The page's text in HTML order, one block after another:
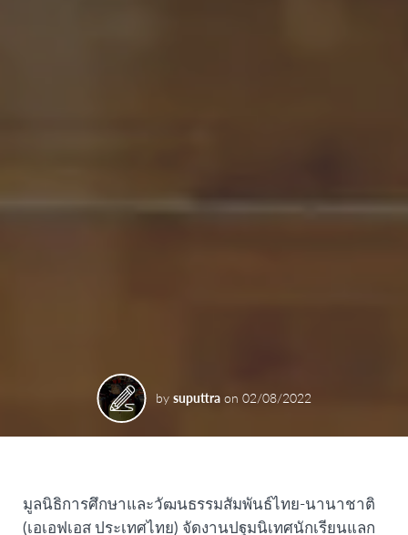
by suputtra on 02/08/2022
มูลนิธิการศึกษาและวัฒนธรรมสัมพันธ์ไทย-นานาชาติ
(เอเอฟเอส ประเทศไทย) จัดงานปฐมนิเทศนักเรียนแลก